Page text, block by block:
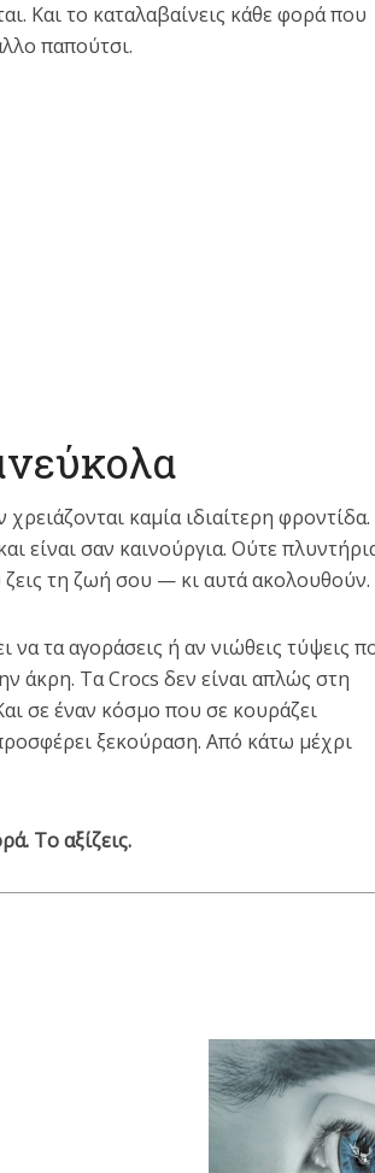
Και το καταλαβαίνεις κάθε φορά που
παπούτσι.
καμία ιδιαίτερη φροντίδα.
είναι σαν καινούργια. Ούτε
τη ζωή σου — κι αυτά ακολουθούν.
τα αγοράσεις ή αν νιώθεις τύψεις
άκρη. Τα Crocs δεν είναι απλώς στη
σε έναν κόσμο που σε κουράζει
ξεκούραση. Από κάτω μέχρι
Το αξίζεις.